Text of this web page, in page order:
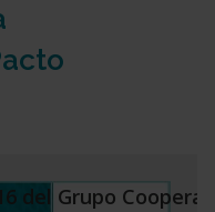
del Grupo